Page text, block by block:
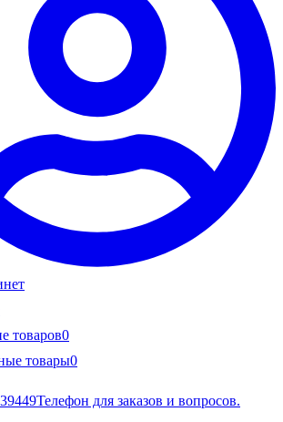
товаров0
товары0
Телефон для заказов и вопросов.